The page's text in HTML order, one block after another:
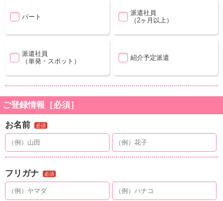
パート
派遣社員
（2ヶ月以上）
派遣社員
（単発・スポット）
紹介予定派遣
ご登録情報［必須］
お名前 必須
フリガナ 必須